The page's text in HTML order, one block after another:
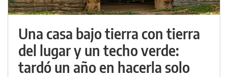
Una casa bajo tierra con tierra
del lugar y un techo verde:
tardó un año en hacerla solo